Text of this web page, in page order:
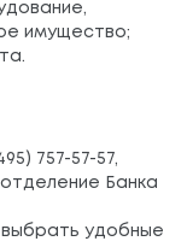
имущество;
757-57-57,
Банка
удобные